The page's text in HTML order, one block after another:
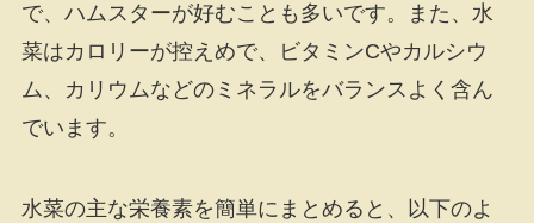
で、ハムスターが好むことも多いです。また、水
菜はカロリーが控えめで、ビタミンCやカルシウ
ム、カリウムなどのミネラルをバランスよく含ん
でいます。
水菜の主な栄養素を簡単にまとめると、以下のよ